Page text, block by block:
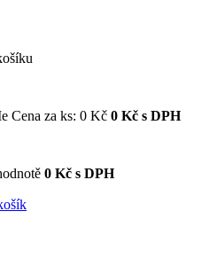
Cena za ks: 0 Kč 0 Kč s DPH
0 Kč s DPH